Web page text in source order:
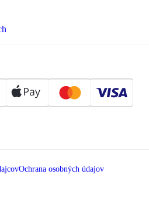
Ochrana osobných údajov